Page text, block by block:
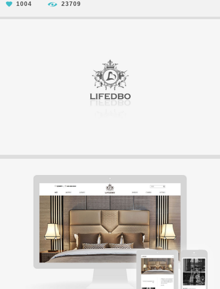
1004
23709